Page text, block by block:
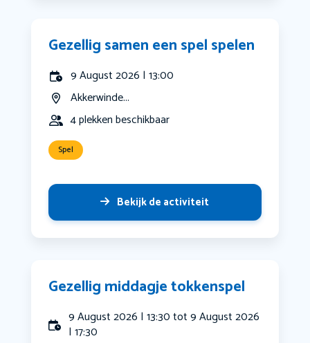
Gezellig samen een spel spelen
9 August 2026 | 13:00
Akkerwinde...
4 plekken beschikbaar
Spel
Bekijk de activiteit
Gezellig middagje tokkenspel
9 August 2026 | 13:30 tot 9 August 2026
| 17:30